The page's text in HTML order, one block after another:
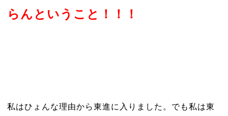
らんということ！！！
私はひょんな理由から東進に入りました。でも私は東